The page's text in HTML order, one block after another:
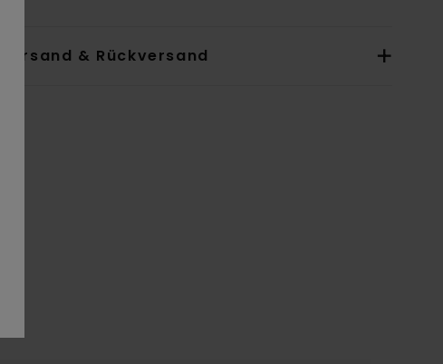
Versand & Rückversand